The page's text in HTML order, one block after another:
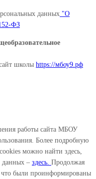
данных "О
ФЗ
школы https://мбоу9.рф
работы сайта МБОУ
Более подробную
можно найти здесь,
данных – здесь. Продолжая
что были проинформированы